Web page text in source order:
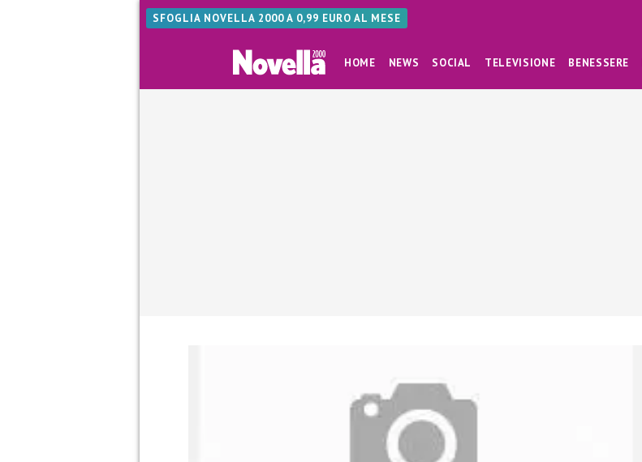
SFOGLIA NOVELLA 2000 A 0,99 EURO AL MESE
HOME NEWS SOCIAL TELEVISIONE BENESSERE